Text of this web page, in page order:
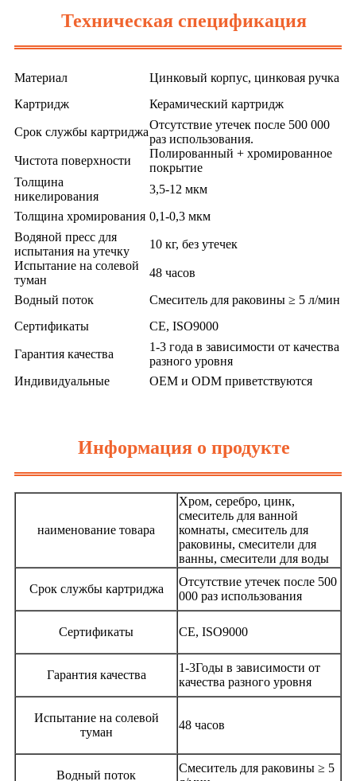
Техническая спецификация
Материал
Цинковый корпус, цинковая ручка
Картридж
Керамический картридж
Срок службы картриджа
Отсутствие утечек после 500 000
раз использования.
Чистота поверхности
Полированный + хромированное
покрытие
Толщина
никелирования
3,5-12 мкм
Толщина хромирования 0,1-0,3 мкм
Водяной пресс для
испытания на утечку
10 кг, без утечек
Испытание на солевой
туман
48 часов
Водный поток
Смеситель для раковины ≥ 5 л/мин
Сертификаты
CE, ISO9000
Гарантия качества
1-3 года в зависимости от качества
разного уровня
Индивидуальные
OEM и ODM приветствуются
Информация о продукте
наименование товара
Хром, серебро, цинк,
смеситель для ванной
комнаты, смеситель для
раковины, смесители для
ванны, смесители для воды
Срок службы картриджа
Отсутствие утечек после 500
000 раз использования
Сертификаты CE, ISO9000
Гарантия качества
1-3Годы в зависимости от
качества разного уровня
Испытание на солевой
туман
48 часов
Водный поток
Смеситель для раковины ≥ 5